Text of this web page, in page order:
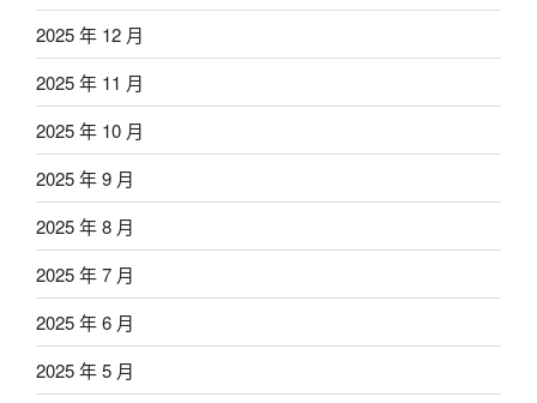
2025 年 12 月
2025 年 11 月
2025 年 10 月
2025 年 9 月
2025 年 8 月
2025 年 7 月
2025 年 6 月
2025 年 5 月